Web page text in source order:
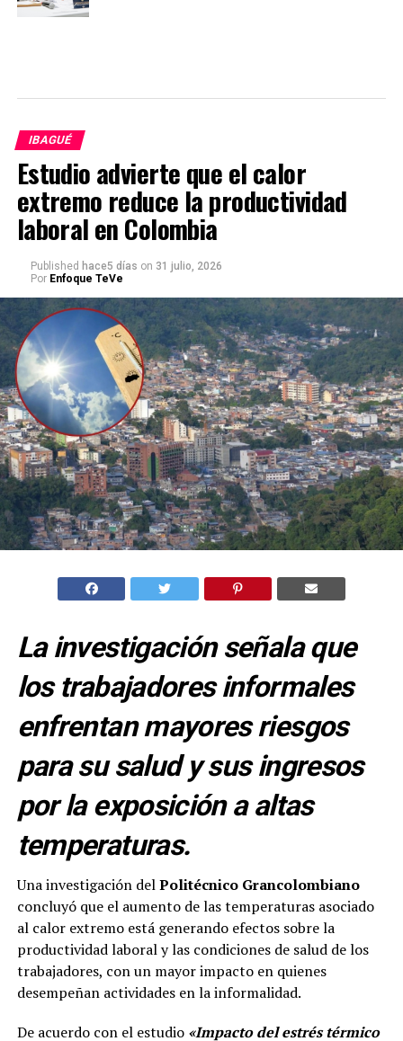
IBAGUÉ
Estudio advierte que el calor
extremo reduce la productividad
laboral en Colombia
Published hace5 días on 31 julio, 2026
Por Enfoque TeVe
La investigación señala que
los trabajadores informales
enfrentan mayores riesgos
para su salud y sus ingresos
por la exposición a altas
temperaturas.
Una investigación delPolitécnico Grancolombiano
concluyó que el aumento de las temperaturas asociado
al calor extremo está generando efectos sobre la
productividad laboral y las condiciones de salud de los
trabajadores, con un mayor impacto en quienes
desempeñan actividades en la informalidad.
De acuerdo con el estudio «Impacto del estrés térmico